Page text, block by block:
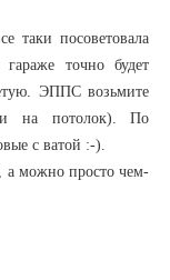
таки посоветовала
точно будет
ЭППС возьмите
на потолок). По
с ватой :-).
можно просто чем-